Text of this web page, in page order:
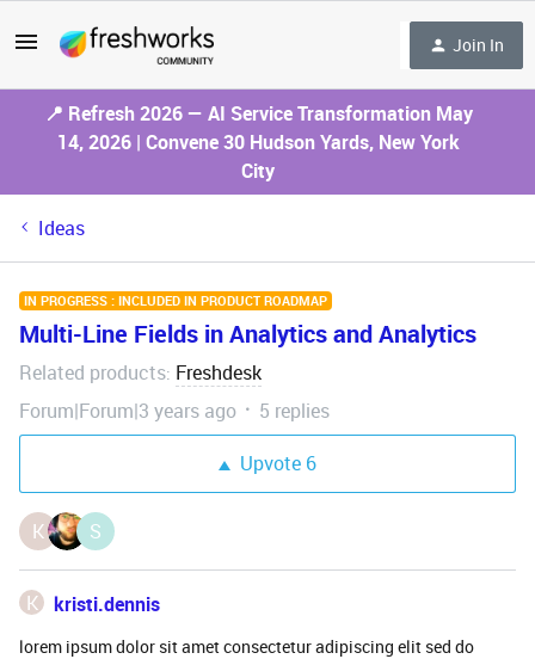
Join In
📍 Refresh 2026 — AI Service Transformation May
14, 2026 | Convene 30 Hudson Yards, New York
City
Ideas
IN PROGRESS : INCLUDED IN PRODUCT ROADMAP
Multi-Line Fields in Analytics and Analytics
Related products: Freshdesk
Forum|Forum|3 years ago
5 replies
Upvote 6
K S
K kristi.dennis
lorem ipsum dolor sit amet consectetur adipiscing elit sed do